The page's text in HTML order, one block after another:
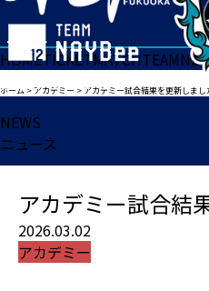
HOMETICKETMATCHTEAM
ホーム > アカデミー > アカデミー試合結果を更新しまし
NEWS
ニュース
アカデミー試合結
2026.03.02
アカデミー